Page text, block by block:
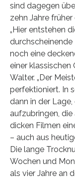
sind dagegen
zehn Jahre früher
„Hier entstehen
durchscheinende
noch eine
einer klassischen
Walter. „Der
perfektioniert. In
dann in der
aufzubringen,
dicken Filmen
– auch aus
Die lange
Wochen und
als vier Jahre an